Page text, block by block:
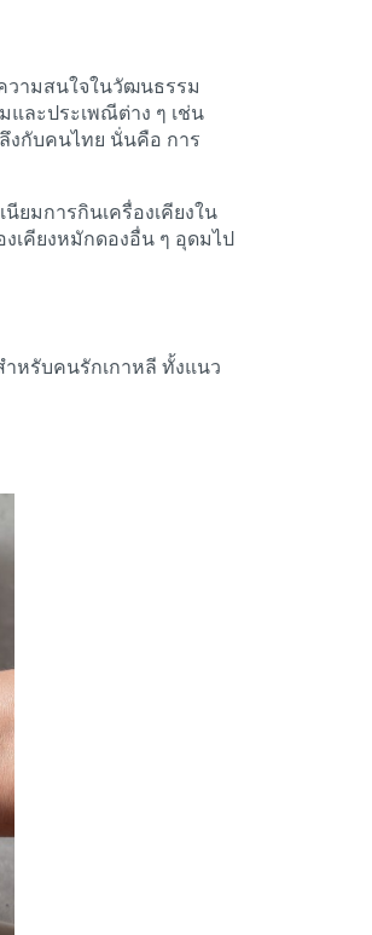
วามสนใจในวัฒนธรรม
ละประเพณีต่าง ๆ เช่น
งกับคนไทย นั่นคือ การ
ยมการกินเครื่องเคียงใน
เคียงหมักดองอื่น ๆ อุดมไป
หรับคนรักเกาหลี ทั้งแนว